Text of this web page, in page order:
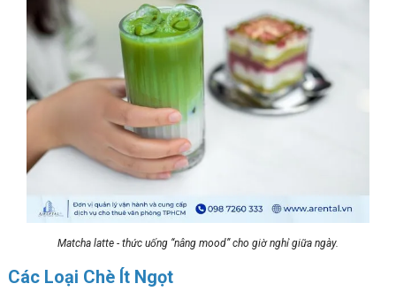
Matcha latte - thức uống “nâng mood” cho giờ nghỉ giữa ngày.
Các Loại Chè Ít Ngọt